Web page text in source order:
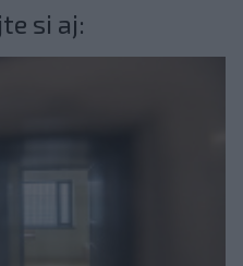
si aj: